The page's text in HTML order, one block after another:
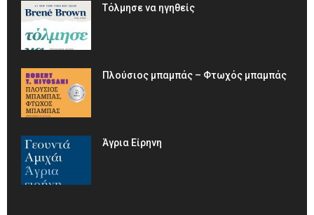
Τόλμησε να ηγηθείς
Πλούσιος μπαμπάς – Φτωχός μπαμπάς
Άγρια Είρηνη